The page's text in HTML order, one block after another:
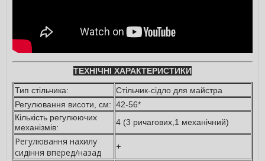
ТЕХНІЧНІ ХАРАКТЕРИСТИКИ
Тип стільчика:
Стільчик-сідло для майстра
Регулювання висоти, см: 42-56*
Кількість регулюючих
механізмів:
4 (3 ричагових,1 механічний)
Регулювання нахилу
сидіння вперед/назад
+